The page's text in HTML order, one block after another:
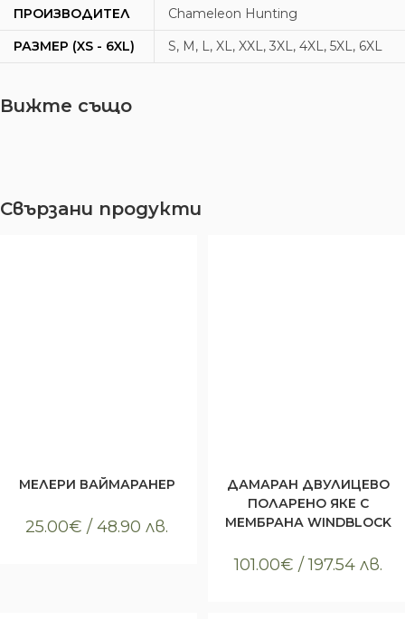
ПРОИЗВОДИТЕЛ
Chameleon Hunting
РАЗМЕР (XS - 6XL)
S, M, L, XL, XXL, 3XL, 4XL, 5XL, 6XL
Вижте също
Свързани продукти
MЕЛЕРИ ВАЙМАРАНЕР
25.00€ / 48.90 лв.
ДАМАРАН ДВУЛИЦЕВО
ПОЛАРЕНО ЯКЕ С
МЕМБРАНА WINDBLOCK
101.00€ / 197.54 лв.